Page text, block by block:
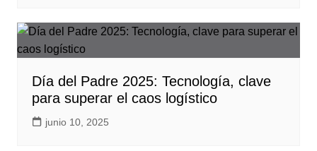
Día del Padre 2025: Tecnología, clave
para superar el caos logístico
junio 10, 2025